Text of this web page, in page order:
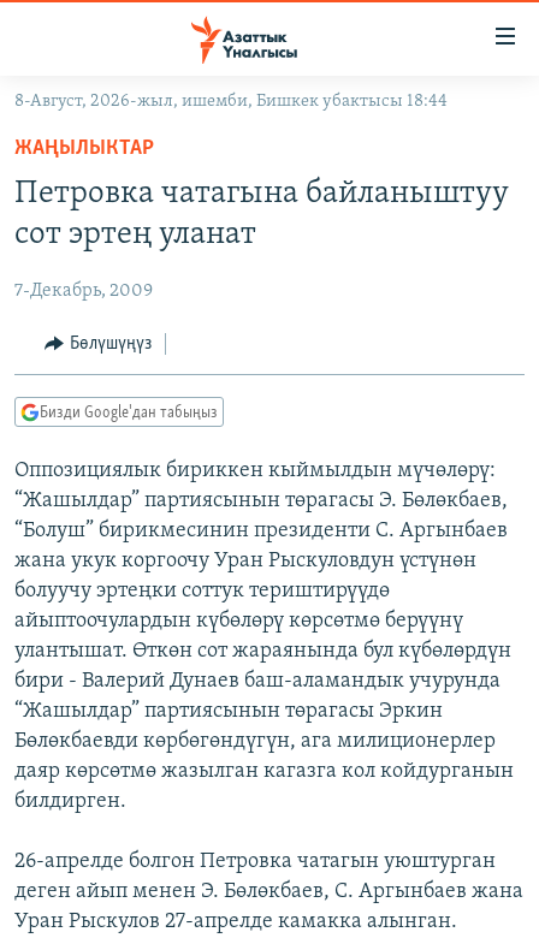
Навигацияга
өтүңүз
Издөөгө
салыңызКЫРГЫЗСТАН
ЭКОНОМИКА
МАДАНИЯТ
ДҮЙНӨ
БОРБОР АЗИЯ
УКРАИНА
АТАЙЫН ИЛИКТӨӨ
ТВ ПРОГРАММАЛАР
ЭКСПЕРТТЕР ТАЛДАЙТ
БИЗ ЖАНА ДҮЙНӨ
ДАНИСТЕ
ЭЖЕ-СИҢДИЛЕР
АЗАТТЫК+
ЫҢГАЙСЫЗ СУРООЛОР
ӨЗГӨЧӨ ПИКИР
Русский
ОНЛАЙН ШЕРИНЕ
ЭЕ/АРнун бардык сайттары
8-Август, 2026-жыл, ишемби, Бишкек убактысы 18:44
ЖАҢЫЛЫКТАР
Петровка чатагына байланыштуу
сот эртең уланат
7-Декабрь, 2009
Бөлүшүңүз
Бизди Google'дан табыңыз
Оппозициялык бириккен кыймылдын мүчөлөрү:
“Жашылдар” партиясынын төрагасы Э. Бөлөкбаев,
“Болуш” бирикмесинин президенти С. Аргынбаев
жана укук коргоочу Уран Рыскуловдун үстүнөн
болуучу эртеңки соттук териштирүүдө
айыптоочулардын күбөлөрү көрсөтмө берүүнү
улантышат. Өткөн сот жараянында бул күбөлөрдүн
бири - Валерий Дунаев баш-аламандык учурунда
“Жашылдар” партиясынын төрагасы Эркин
Бөлөкбаевди көрбөгөндүгүн, ага милиционерлер
даяр көрсөтмө жазылган кагазга кол койдурганын
билдирген.
26-апрелде болгон Петровка чатагын уюштурган
деген айып менен Э. Бөлөкбаев, С. Аргынбаев жана
Уран Рыскулов 27-апрелде камакка алынган.